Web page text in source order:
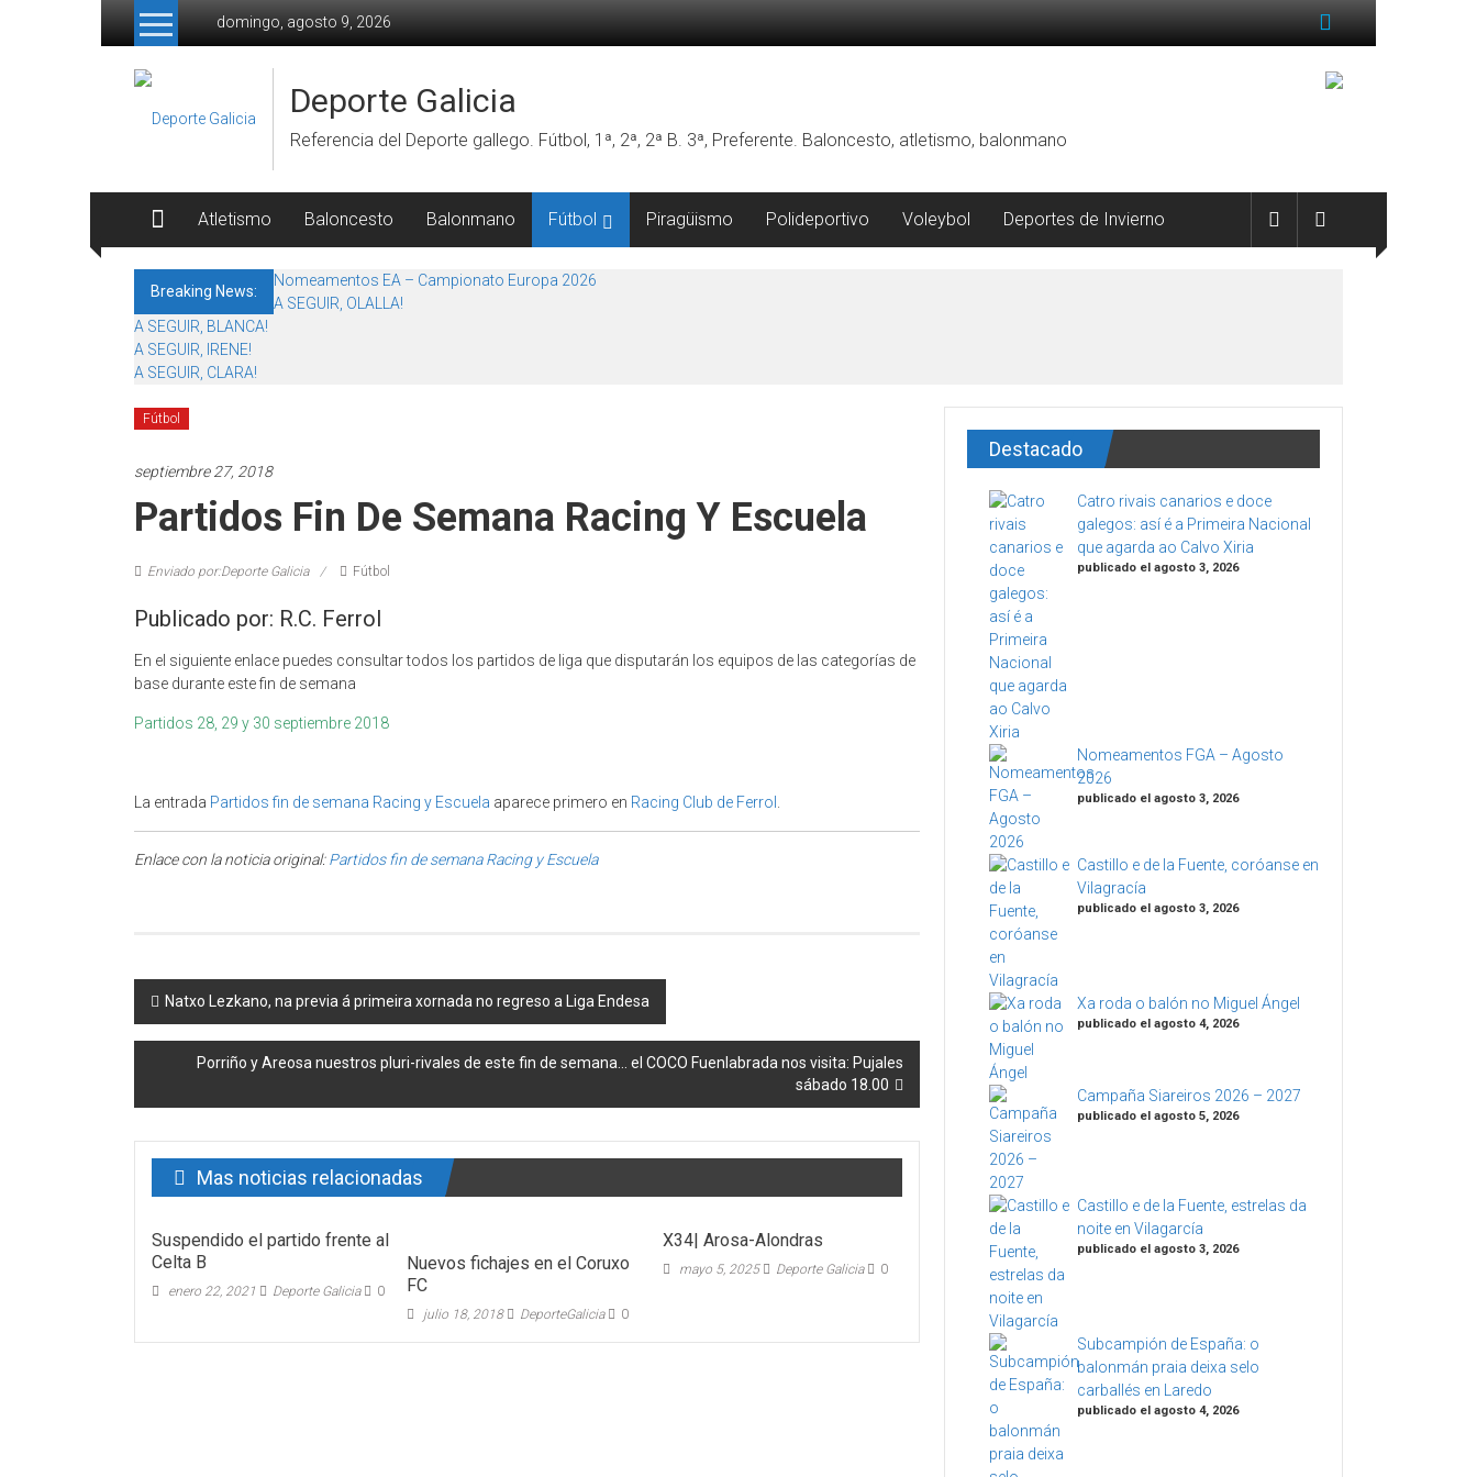
Skip to content
domingo, agosto 9, 2026
Deporte Galicia
Referencia del Deporte gallego. Fútbol, 1ª, 2ª, 2ª B. 3ª, Preferente. Baloncesto, atletismo, balonmano
Atletismo Baloncesto Balonmano Fútbol Piragüismo Polideportivo Voleybol Deportes de Invierno
Breaking News:
Nomeamentos EA – Campionato Europa 2026
A SEGUIR, OLALLA!
A SEGUIR, BLANCA!
A SEGUIR, IRENE!
A SEGUIR, CLARA!
Fútbol
septiembre 27, 2018
Partidos Fin De Semana Racing Y Escuela
Enviado por:Deporte Galicia Fútbol
Publicado por: R.C. Ferrol
En el siguiente enlace puedes consultar todos los partidos de liga que disputarán los equipos de las categorías de
base durante este fin de semana
Partidos 28, 29 y 30 septiembre 2018
La entrada Partidos fin de semana Racing y Escuela aparece primero en Racing Club de Ferrol
Enlace con la noticia original:Partidos fin de semana Racing y Escuela
Post navigation
Natxo Lezkano, na previa á primeira xornada no regreso a Liga Endesa
Porriño y Areosa nuestros pluri-rivales de este fin de semana… el COCO Fuenlabrada nos visita: Pujales
sábado 18.00
Mas noticias relacionadas
Suspendido el partido frente al
Celta B
enero 22, 2021 Deporte Galicia 0
Nuevos fichajes en el Coruxo
FC
julio 18, 2018 DeporteGalicia 0
X34| Arosa-Alondras
mayo 5, 2025 Deporte Galicia 0
Destacado
Catro rivais canarios e doce
galegos: así é a Primeira Nacional
que agarda ao Calvo Xiria
publicado el agosto 3, 2026
Nomeamentos FGA – Agosto
2026
publicado el agosto 3, 2026
Castillo e de la Fuente, coróanse en
Vilagracía
publicado el agosto 3, 2026
Xa roda o balón no Miguel Ángel
publicado el agosto 4, 2026
Campaña Siareiros 2026 – 2027
publicado el agosto 5, 2026
Castillo e de la Fuente, estrelas da
noite en Vilagarcía
publicado el agosto 3, 2026
Subcampión de España: o
balonmán praia deixa selo
carballés en Laredo
publicado el agosto 4, 2026